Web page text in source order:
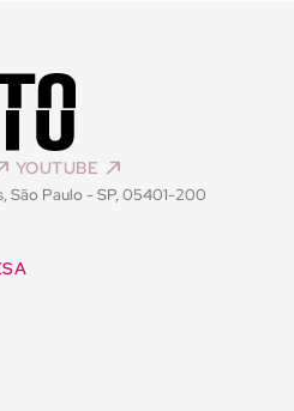
YOUTUBE
São Paulo - SP, 05401-200